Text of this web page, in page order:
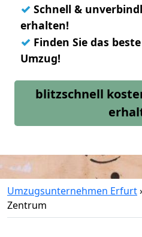
✓ Schnell &
erhalten!
✓ Finden Sie das
Umzug!
blitzschnell
Umzugsunternehmen Erfurt
Zentrum